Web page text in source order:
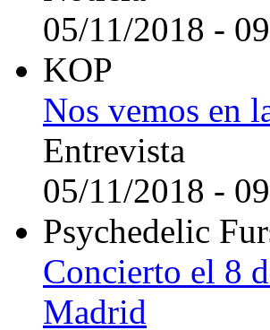
05/11/2018 -
KOP
Nos vemos en
Entrevista
05/11/2018 -
Psychedelic
Concierto el 8
Madrid